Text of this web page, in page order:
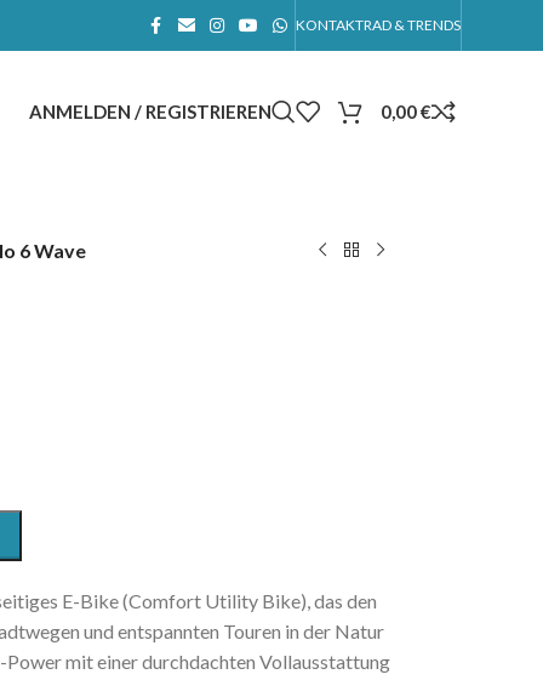
KONTAKTRAD & TRENDS
ANMELDEN / REGISTRIEREN 0,00€
6 Wave
E-Bike (Comfort Utility Bike), das den
und entspannten Touren in der Natur
mit einer durchdachten Vollausstattung